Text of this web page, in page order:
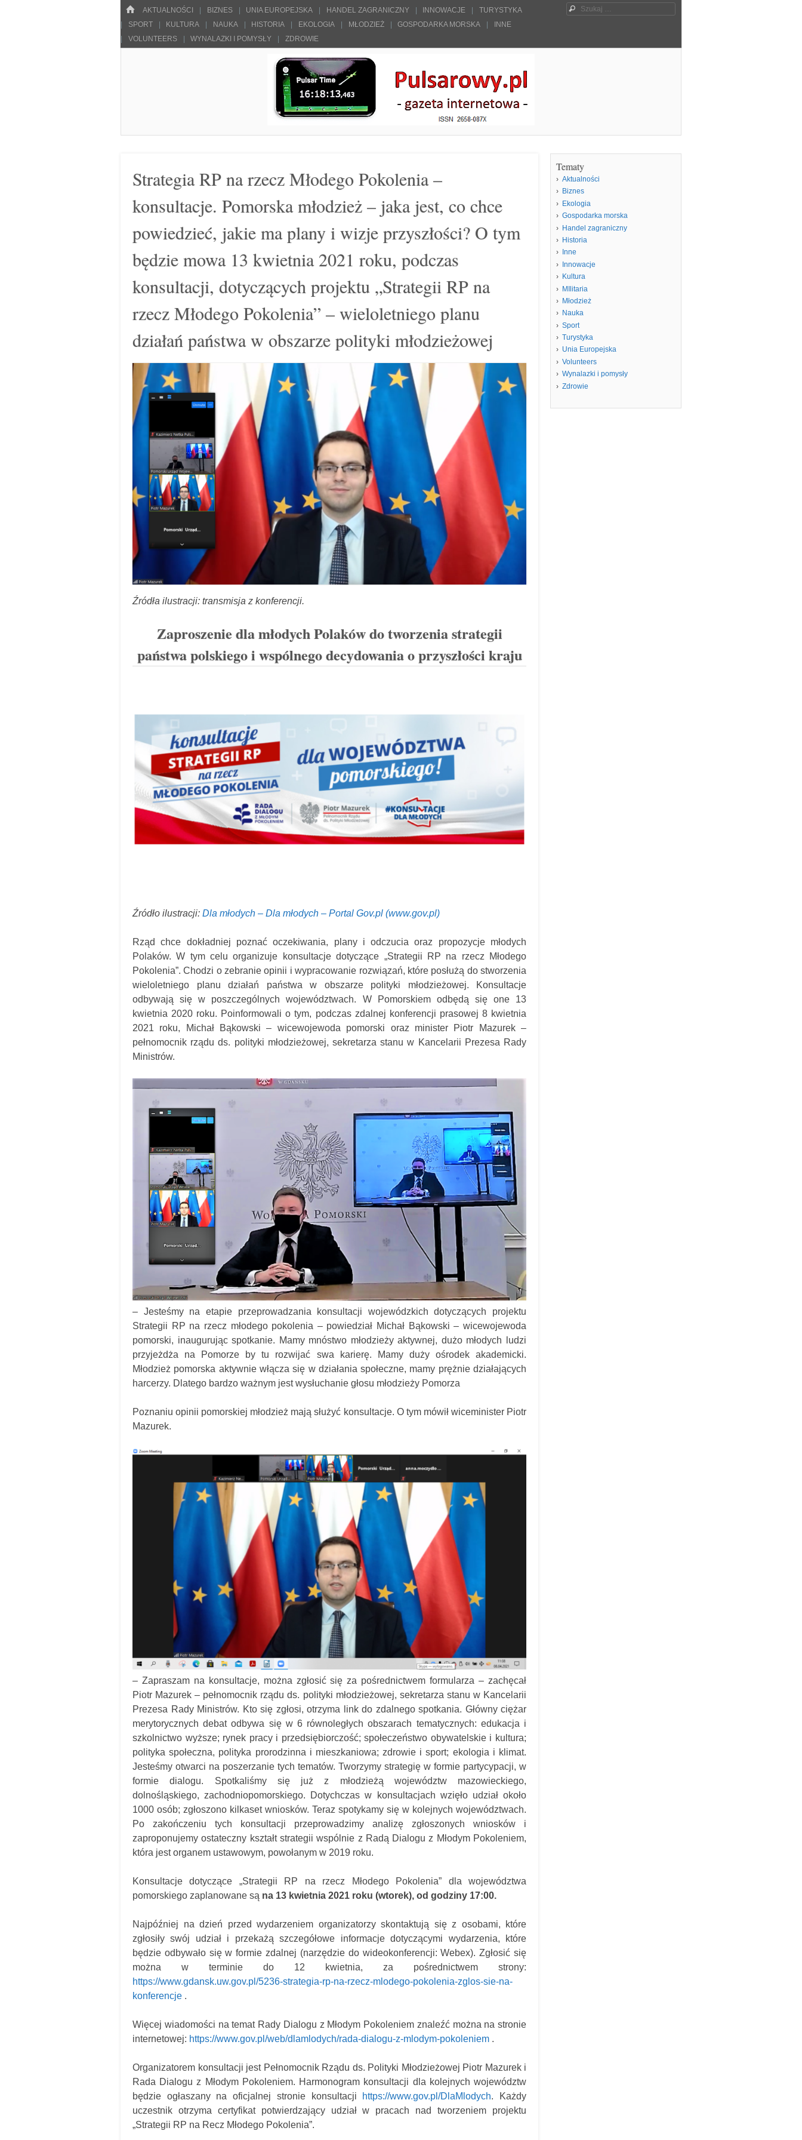
HOME
Menu
SKOCZ DO TREŚCI
AKTUALNOŚCI BIZNES UNIA EUROPEJSKA HANDEL ZAGRANICZNY INNOWACJE
TURYSTYKA
SPORT
KULTURA NAUKA HISTORIA EKOLOGIA MŁODZIEŻ GOSPODARKA MORSKA
INNE
VOLUNTEERS
WYNALAZKI I POMYSŁY ZDROWIE
Szukaj
Strategia RP na rzecz Młodego Pokolenia –
konsultacje. Pomorska młodzież – jaka jest, co chce
powiedzieć, jakie ma plany i wizje przyszłości? O tym
będzie mowa 13 kwietnia 2021 roku, podczas
konsultacji, dotyczących projektu „Strategii RP na
rzecz Młodego Pokolenia” – wieloletniego planu
działań państwa w obszarze polityki młodzieżowej
Źródła ilustracji: transmisja z konferencji.
Zaproszenie dla młodych Polaków do tworzenia strategii
państwa polskiego i wspólnego decydowania o przyszłości kraju
Źródło ilustracji: Dla młodych – Dla młodych – Portal Gov.pl (www.gov.pl)
Rząd chce dokładniej poznać oczekiwania, plany i odczucia oraz propozycje młodych
Polaków. W tym celu organizuje konsultacje dotyczące „Strategii RP na rzecz Młodego
Pokolenia”. Chodzi o zebranie opinii i wypracowanie rozwiązań, które posłużą do stworzenia
wieloletniego planu działań państwa w obszarze polityki młodzieżowej. Konsultacje
odbywają się w poszczególnych województwach. W Pomorskiem odbędą się one 13
kwietnia 2020 roku. Poinformowali o tym, podczas zdalnej konferencji prasowej 8 kwietnia
2021 roku, Michał Bąkowski – wicewojewoda pomorski oraz minister Piotr Mazurek –
pełnomocnik rządu ds. polityki młodzieżowej, sekretarza stanu w Kancelarii Prezesa Rady
Ministrów.
– Jesteśmy na etapie przeprowadzania konsultacji wojewódzkich dotyczących projektu
Strategii RP na rzecz młodego pokolenia – powiedział Michał Bąkowski – wicewojewoda
pomorski, inaugurując spotkanie. Mamy mnóstwo młodzieży aktywnej, dużo młodych ludzi
przyjeżdża na Pomorze by tu rozwijać swa karierę. Mamy duży ośrodek akademicki.
Młodzież pomorska aktywnie włącza się w działania społeczne, mamy prężnie działających
harcerzy. Dlatego bardzo ważnym jest wysłuchanie głosu młodzieży Pomorza
Poznaniu opinii pomorskiej młodzież mają służyć konsultacje. O tym mówił wiceminister Piotr
Mazurek.
– Zapraszam na konsultacje, można zgłosić się za pośrednictwem formularza – zachęcał
Piotr Mazurek – pełnomocnik rządu ds. polityki młodzieżowej, sekretarza stanu w Kancelarii
Prezesa Rady Ministrów. Kto się zgłosi, otrzyma link do zdalnego spotkania. Główny ciężar
merytorycznych debat odbywa się w 6 równoległych obszarach tematycznych: edukacja i
szkolnictwo wyższe; rynek pracy i przedsiębiorczość; społeczeństwo obywatelskie i kultura;
polityka społeczna, polityka prorodzinna i mieszkaniowa; zdrowie i sport; ekologia i klimat.
Jesteśmy otwarci na poszerzanie tych tematów. Tworzymy strategię w formie partycypacji, w
formie dialogu. Spotkaliśmy się już z młodzieżą województw mazowieckiego,
dolnośląskiego, zachodniopomorskiego. Dotychczas w konsultacjach wzięło udział około
1000 osób; zgłoszono kilkaset wniosków. Teraz spotykamy się w kolejnych województwach.
Po zakończeniu tych konsultacji przeprowadzimy analizę zgłoszonych wniosków i
zaproponujemy ostateczny kształt strategii wspólnie z Radą Dialogu z Młodym Pokoleniem,
która jest organem ustawowym, powołanym w 2019 roku.
Konsultacje dotyczące „Strategii RP na rzecz Młodego Pokolenia” dla województwa
pomorskiego zaplanowane są na 13 kwietnia 2021 roku (wtorek), od godziny 17:00.
Najpóźniej na dzień przed wydarzeniem organizatorzy skontaktują się z osobami, które
zgłosiły swój udział i przekażą szczegółowe informacje dotyczącymi wydarzenia, które
będzie odbywało się w formie zdalnej (narzędzie do wideokonferencji: Webex). Zgłosić się
można w terminie do 12 kwietnia, za pośrednictwem strony:
https://www.gdansk.uw.gov.pl/5236-strategia-rp-na-rzecz-mlodego-pokolenia-zglos-sie-na-
konferencje .
Więcej wiadomości na temat Rady Dialogu z Młodym Pokoleniem znaleźć można na stronie
internetowej: https://www.gov.pl/web/dlamlodych/rada-dialogu-z-mlodym-pokoleniem .
Organizatorem konsultacji jest Pełnomocnik Rządu ds. Polityki Młodzieżowej Piotr Mazurek i
Rada Dialogu z Młodym Pokoleniem. Harmonogram konsultacji dla kolejnych województw
będzie ogłaszany na oficjalnej stronie konsultacji
https://www.gov.pl/DlaMlodych. Każdy
uczestnik otrzyma certyfikat potwierdzający udział w pracach nad tworzeniem projektu
„Strategii RP na Recz Młodego Pokolenia”.
Tematy
Aktualności
Biznes
Ekologia
Gospodarka morska
Handel zagraniczny
Historia
Inne
Innowacje
Kultura
MIlitaria
Młodzież
Nauka
Sport
Turystyka
Unia Europejska
Volunteers
Wynalazki i pomysły
Zdrowie